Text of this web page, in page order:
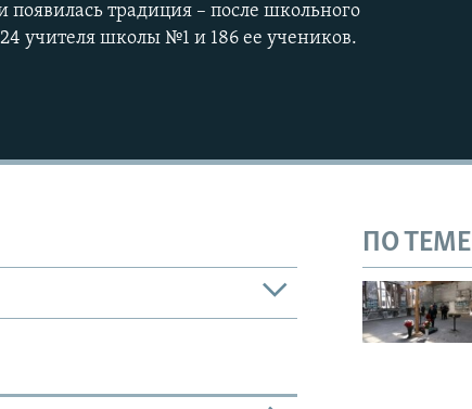
традиция – после школьного
учителя школы №1 и 186 ее учеников.
ПО ТЕМЕ